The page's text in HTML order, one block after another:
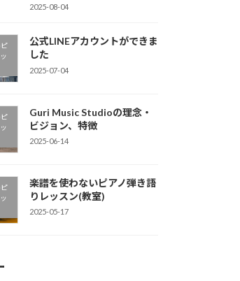
2025-08-04
公式LINEアカウントができま
した
2025-07-04
Guri Music Studioの理念・
ビジョン、特徴
2025-06-14
楽譜を使わないピアノ弾き語
りレッスン(教室)
2025-05-17